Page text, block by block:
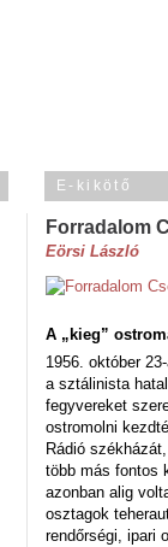
E-kikötő
Forradalom
Eörsi László
A „kieg”
1956. október
a sztálinista
fegyvereket
ostromolni
Rádió
több más fontos
azonban alig
osztagok
rendőrségi, ipari